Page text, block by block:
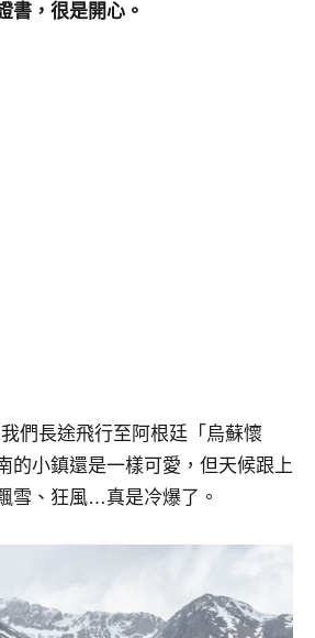
書，很是開心。
們長途飛行至阿根廷「烏蘇懷
的小鎮還是一樣可愛，但天候跟上
雪、狂風…真是冷爆了。